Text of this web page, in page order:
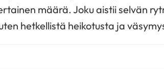
määrä. Joku aistii selvän
hetkellistä heikotusta ja